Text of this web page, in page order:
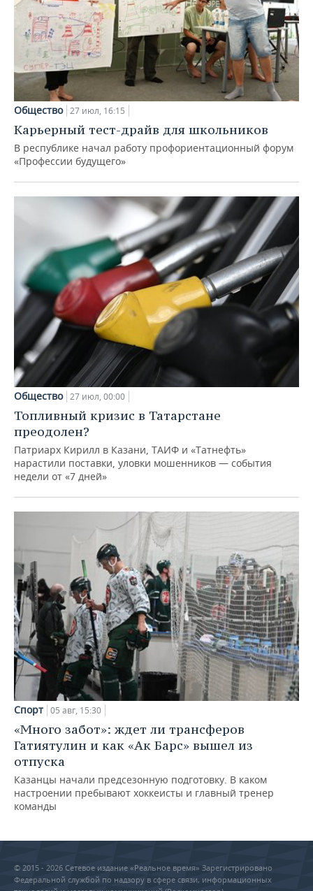
Общество 27 июл, 16:15
Карьерный тест-драйв для школьников
В республике начал работу профориентационный форум
«Профессии будущего»
Общество 27 июл, 00:00
Топливный кризис в Татарстане
преодолен?
Патриарх Кирилл в Казани, ТАИФ и «Татнефть»
нарастили поставки, уловки мошенников — события
недели от «7 дней»
Спорт 05 авг, 15:30
«Много забот»: ждет ли трансферов
Гатиятулин и как «Ак Барс» вышел из
отпуска
Казанцы начали предсезонную подготовку. В каком
настроении пребывают хоккеисты и главный тренер
команды
© 2015 - 2026 Сетевое издание «Реальное время» Зарегистрировано
Федеральной службой по надзору в сфере связи, информационных